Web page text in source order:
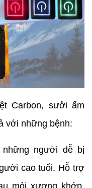
Carbon, sưởi ấm
với những bệnh:
người dễ bị
cao tuổi. Hỗ trợ
mỏi xương khớp.